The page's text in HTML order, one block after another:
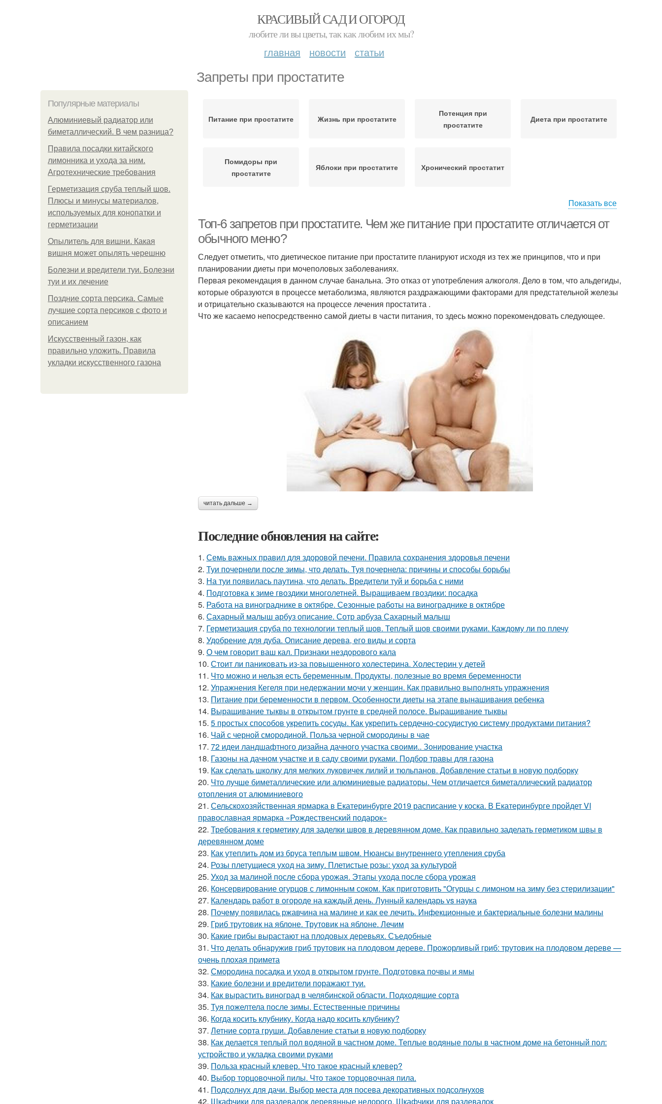
КРАСИВЫЙ САД И ОГОРОД
любите ли вы цветы, так как любим их мы?
главная новости статьи
Запреты при простатите
Популярные материалы
Алюминиевый радиатор или
биметаллический. В чем разница?
Правила посадки китайского
лимонника и ухода за ним.
Агротехнические требования
Герметизация сруба теплый шов.
Плюсы и минусы материалов,
используемых для конопатки и
герметизации
Опылитель для вишни. Какая
вишня может опылять черешню
Болезни и вредители туи. Болезни
туи и их лечение
Поздние сорта персика. Самые
лучшие сорта персиков с фото и
описанием
Искусственный газон, как
правильно уложить. Правила
укладки искусственного газона
Питание при простатите Жизнь при простатите
Потенция при
простатите
Диета при простатите
Помидоры при
простатите
Яблоки при простатите Хронический простатит
Показать все
Топ-6 запретов при простатите. Чем же питание при простатите отличается от
обычного меню?
Следует отметить, что диетическое питание при простатите планируют исходя из тех же принципов, что и при
планировании диеты при мочеполовых заболеваниях.
Первая рекомендация в данном случае банальна. Это отказ от употребления алкоголя. Дело в том, что альдегиды,
которые образуются в процессе метаболизма, являются раздражающими факторами для предстательной железы
и отрицательно сказываются на процессе лечения простатита .
Что же касаемо непосредственно самой диеты в части питания, то здесь можно порекомендовать следующее.
читать дальше →
Последние обновления на сайте:
1. Семь важных правил для здоровой печени. Правила сохранения здоровья печени
2. Туи почернели после зимы, что делать. Туя почернела: причины и способы борьбы
3. На туи появилась паутина, что делать. Вредители туй и борьба с ними
4. Подготовка к зиме гвоздики многолетней. Выращиваем гвоздики: посадка
5. Работа на винограднике в октябре. Сезонные работы на винограднике в октябре
6. Сахарный малыш арбуз описание. Сотр арбуза Сахарный малыш
7. Герметизация сруба по технологии теплый шов. Теплый шов своими руками. Каждому ли по плечу
8. Удобрение для дуба. Описание дерева, его виды и сорта
9. О чем говорит ваш кал. Признаки нездорового кала
10. Стоит ли паниковать из-за повышенного холестерина. Холестерин у детей
11. Что можно и нельзя есть беременным. Продукты, полезные во время беременности
12. Упражнения Кегеля при недержании мочи у женщин. Как правильно выполнять упражнения
13. Питание при беременности в первом. Особенности диеты на этапе вынашивания ребенка
14. Выращивание тыквы в открытом грунте в средней полосе. Выращивание тыквы
15. 5 простых способов укрепить сосуды. Как укрепить сердечно-сосудистую систему продуктами питания?
16. Чай с черной смородиной. Польза черной смородины в чае
17. 72 идеи ландшафтного дизайна дачного участка своими.. Зонирование участка
18. Газоны на дачном участке и в саду своими руками. Подбор травы для газона
19. Как сделать школку для мелких луковичек лилий и тюльпанов. Добавление статьи в новую подборку
20. Что лучше биметаллические или алюминиевые радиаторы. Чем отличается биметаллический радиатор
отопления от алюминиевого
21. Сельскохозяйственная ярмарка в Екатеринбурге 2019 расписание у коска. В Екатеринбурге пройдет VI
православная ярмарка «Рождественский подарок»
22. Требования к герметику для заделки швов в деревянном доме. Как правильно заделать герметиком швы в
деревянном доме
23. Как утеплить дом из бруса теплым швом. Нюансы внутреннего утепления сруба
24. Розы плетущиеся уход на зиму. Плетистые розы: уход за культурой
25. Уход за малиной после сбора урожая. Этапы ухода после сбора урожая
26. Консервирование огурцов с лимонным соком. Как приготовить "Огурцы с лимоном на зиму без стерилизации"
27. Календарь работ в огороде на каждый день. Лунный календарь vs наука
28. Почему появилась ржавчина на малине и как ее лечить. Инфекционные и бактериальные болезни малины
29. Гриб трутовик на яблоне. Трутовик на яблоне. Лечим
30. Какие грибы вырастают на плодовых деревьях. Съедобные
31. Что делать обнаружив гриб трутовик на плодовом дереве. Прожорливый гриб: трутовик на плодовом дереве —
очень плохая примета
32. Смородина посадка и уход в открытом грунте. Подготовка почвы и ямы
33. Какие болезни и вредители поражают туи.
34. Как вырастить виноград в челябинской области. Подходящие сорта
35. Туя пожелтела после зимы. Естественные причины
36. Когда косить клубнику. Когда надо косить клубнику?
37. Летние сорта груши. Добавление статьи в новую подборку
38. Как делается теплый пол водяной в частном доме. Теплые водяные полы в частном доме на бетонный пол:
устройство и укладка своими руками
39. Польза красный клевер. Что такое красный клевер?
40. Выбор торцовочной пилы. Что такое торцовочная пила.
41. Подсолнух для дачи. Выбор места для посева декоративных подсолнухов
42. Шкафчики для раздевалок деревянные недорого. Шкафчики для раздевалок